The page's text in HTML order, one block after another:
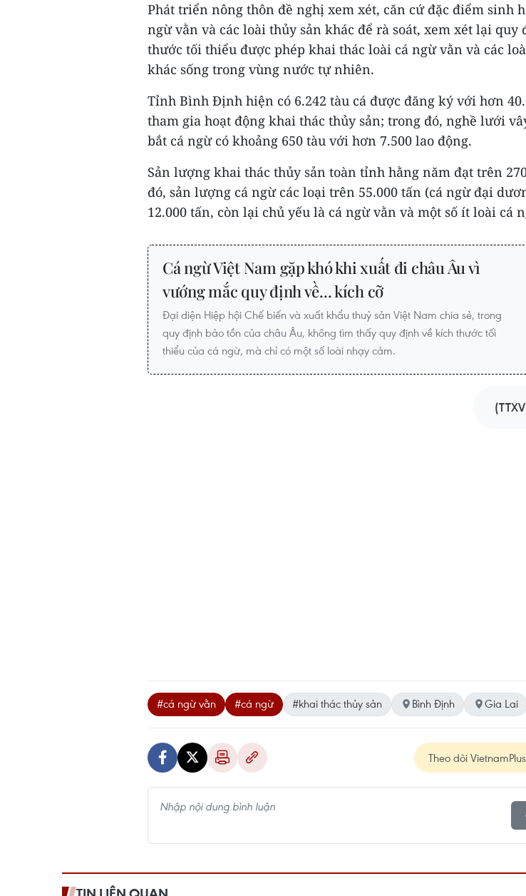
Phát triển nông thôn đề nghị xem xét, căn cứ đặc điểm sinh
ngừ vằn và các loài thủy sản khác để rà soát, xem xét lại quy
thước tối thiểu được phép khai thác loài cá ngừ vằn và các
khác sống trong vùng nước tự nhiên.
Tỉnh Bình Định hiện có 6.242 tàu cá được đăng ký với hơn
tham gia hoạt động khai thác thủy sản; trong đó, nghề lưới
bắt cá ngừ có khoảng 650 tàu với hơn 7.500 lao động.
Sản lượng khai thác thủy sản toàn tỉnh hằng năm đạt trên
đó, sản lượng cá ngừ các loại trên 55.000 tấn (cá ngừ đại
12.000 tấn, còn lại chủ yếu là cá ngừ vằn và một số ít loài cá
Cá ngừ Việt Nam gặp khó khi xuất đi châu Âu vì
vướng mắc quy định về... kích cỡ
Đại diện Hiệp hội Chế biến và xuất khẩu thuỷ sản Việt Nam chia sẻ, trong
quy định bảo tồn của châu Âu, không tìm thấy quy định về kích thước tối
thiểu của cá ngừ, mà chỉ có một số loài nhạy cảm.
#cá ngừ vằn #cá ngừ #khai thác thủy sản Bình Định Gia Lai
Theo dõi VietnamPlus